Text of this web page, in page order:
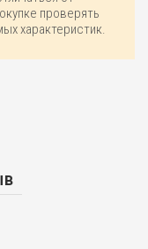
проверять
характеристик.